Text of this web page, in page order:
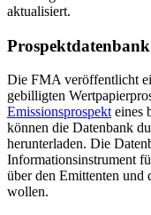
aktualisiert.
Prospektdatenbank
Die FMA veröffentlicht
gebilligten
Emissionsprospekt eines
können die Datenbank
herunterladen. Die
Informationsinstrument
über den Emittenten und
wollen.